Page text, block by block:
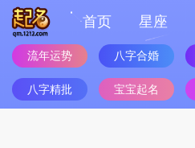
首页 星座
流年运势 八字合婚
八字精批 宝宝起名